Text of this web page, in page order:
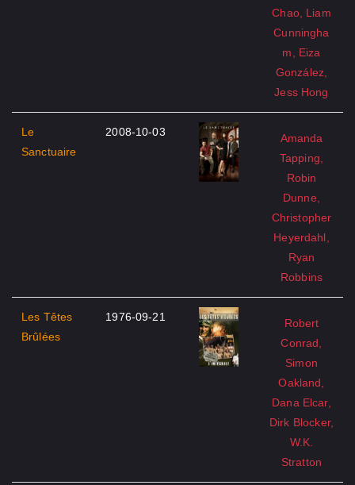
Chao, Liam
Cunningha
m, Eiza
González,
Jess Hong
Le
Sanctuaire
2008-10-03
Amanda
Tapping,
Robin
Dunne,
Christopher
Heyerdahl,
Ryan
Robbins
Les Têtes
Brûlées
1976-09-21
Robert
Conrad,
Simon
Oakland,
Dana Elcar,
Dirk Blocker,
W.K.
Stratton